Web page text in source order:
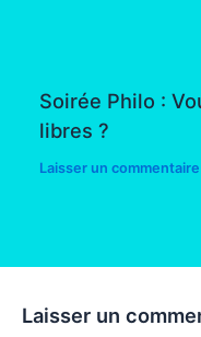
Soirée Philo :
libres ?
Laisser un commentaire
Laisser un